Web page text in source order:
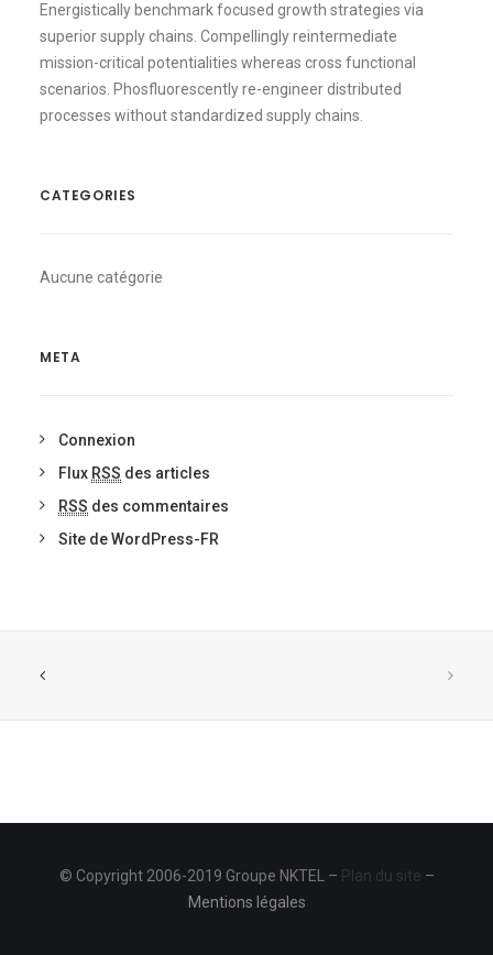
Energistically benchmark focused growth strategies via
superior supply chains. Compellingly reintermediate
mission-critical potentialities whereas cross functional
scenarios. Phosfluorescently re-engineer distributed
processes without standardized supply chains.
CATEGORIES
Aucune catégorie
META
Connexion
Flux RSS des articles
RSS des commentaires
Site de WordPress-FR
© Copyright 2006-2019 Groupe NKTEL – Plan du site –
Mentions légales